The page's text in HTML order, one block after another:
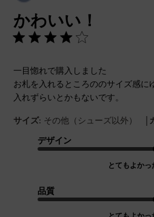
かわいい！
一目惚れで購入しました
お札を入れるところののサイズ感に
入れずらいとかもないです。
サイズ: その他（シューズ以外） |
デザイン
とてもよかっ
品質